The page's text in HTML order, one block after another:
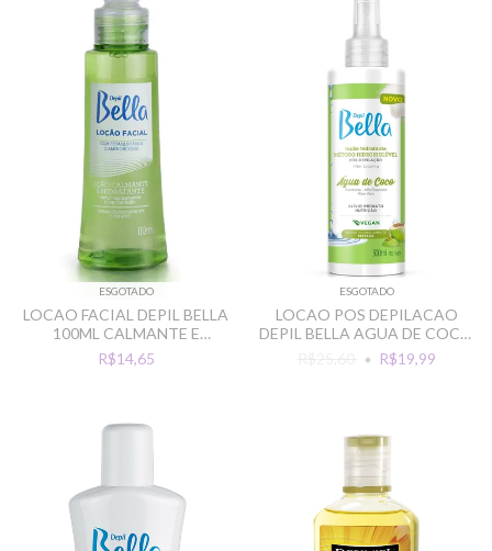
ESGOTADO
LOCAO FACIAL DEPIL BELLA
100ML CALMANTE E
HIDRANTE
R$14,65
ESGOTADO
LOCAO POS DEPILACAO
DEPIL BELLA AGUA DE COCO
300ML VEGAN
R$25,60 R$19,99